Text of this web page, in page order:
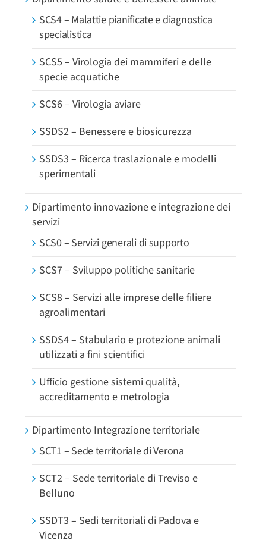
SCS4 – Malattie pianificate e diagnostica
specialistica
SCS5 – Virologia dei mammiferi e delle
specie acquatiche
SCS6 – Virologia aviare
SSDS2 – Benessere e biosicurezza
SSDS3 – Ricerca traslazionale e modelli
sperimentali
Dipartimento innovazione e integrazione dei
servizi
SCS0 – Servizi generali di supporto
SCS7 – Sviluppo politiche sanitarie
SCS8 – Servizi alle imprese delle filiere
agroalimentari
SSDS4 – Stabulario e protezione animali
utilizzati a fini scientifici
Ufficio gestione sistemi qualità,
accreditamento e metrologia
Dipartimento Integrazione territoriale
SCT1 – Sede territoriale di Verona
SCT2 – Sede territoriale di Treviso e
Belluno
SSDT3 – Sedi territoriali di Padova e
Vicenza